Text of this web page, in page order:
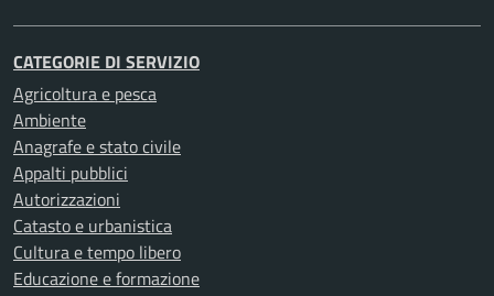
CATEGORIE DI SERVIZIO
Agricoltura e pesca
Ambiente
Anagrafe e stato civile
Appalti pubblici
Autorizzazioni
Catasto e urbanistica
Cultura e tempo libero
Educazione e formazione